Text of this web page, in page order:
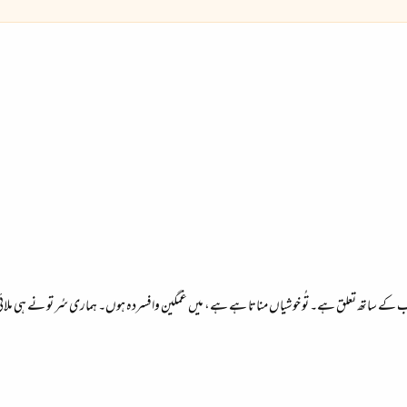
ساتھ تعلق ہے۔ تُو خوشیاں مناتا ہے ہے، میں غمگین وافسردہ ہوں۔ ہماری سُر تو نے ہی